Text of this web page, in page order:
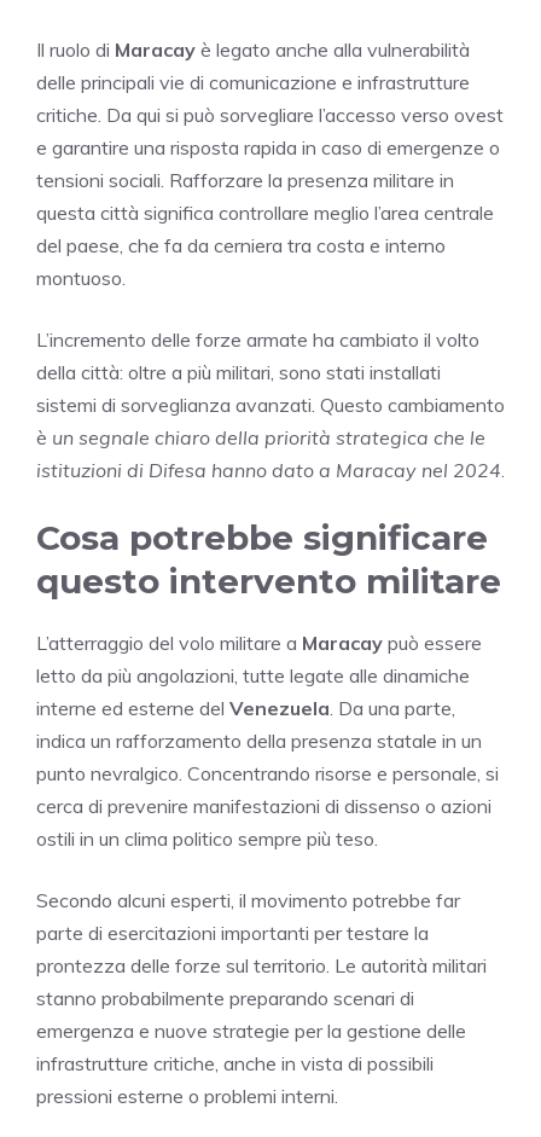
Il ruolo di Maracay è legato anche alla vulnerabilità
delle principali vie di comunicazione e infrastrutture
critiche. Da qui si può sorvegliare l’accesso verso ovest
e garantire una risposta rapida in caso di emergenze o
tensioni sociali. Rafforzare la presenza militare in
questa città significa controllare meglio l’area centrale
del paese, che fa da cerniera tra costa e interno
montuoso.
L’incremento delle forze armate ha cambiato il volto
della città: oltre a più militari, sono stati installati
sistemi di sorveglianza avanzati. Questo cambiamento
è un segnale chiaro della priorità strategica che le
istituzioni di Difesa hanno dato a Maracay nel 2024
Cosa potrebbe significare
questo intervento militare
L’atterraggio del volo militare a Maracay può essere
letto da più angolazioni, tutte legate alle dinamiche
interne ed esterne del Venezuela . Da una parte,
indica un rafforzamento della presenza statale in un
punto nevralgico. Concentrando risorse e personale, si
cerca di prevenire manifestazioni di dissenso o azioni
ostili in un clima politico sempre più teso.
Secondo alcuni esperti, il movimento potrebbe far
parte di esercitazioni importanti per testare la
prontezza delle forze sul territorio. Le autorità militari
stanno probabilmente preparando scenari di
emergenza e nuove strategie per la gestione delle
infrastrutture critiche, anche in vista di possibili
pressioni esterne o problemi interni.